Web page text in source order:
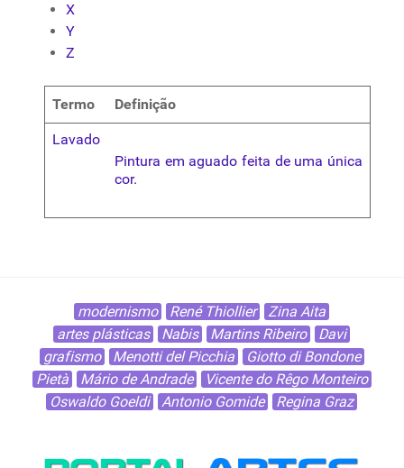
X
Y
Z
Termo Definição
Lavado
Pintura em aguado feita de uma única
cor.
modernismo René Thiollier
Zina Aita
artes plásticas
Nabis Martins Ribeiro
Davi
grafismo
Menotti del Picchia
Giotto di Bondone
Pietà
Mário de Andrade
Vicente do Rêgo Monteiro
Oswaldo Goeldi
Antonio Gomide Regina Graz